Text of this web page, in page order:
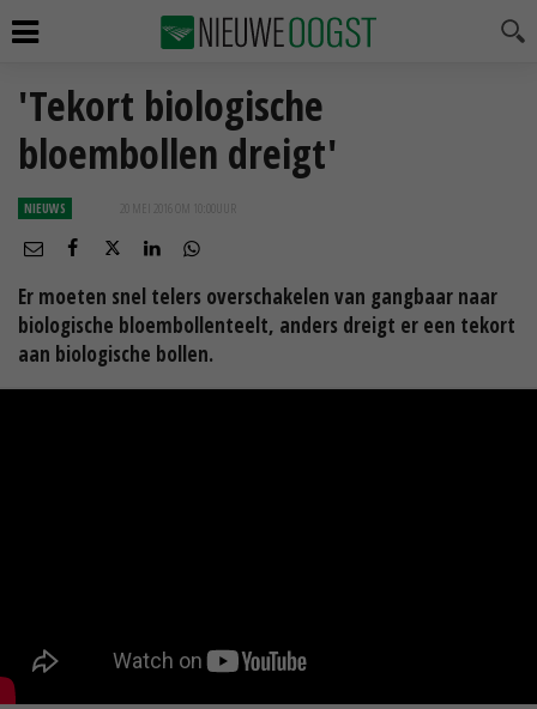
'Tekort biologische
bloembollen dreigt'
NIEUWS 20 MEI 2016 OM 10:00
Er moeten snel telers overschakelen van gangbaar naar
biologische bloembollenteelt, anders dreigt er een tekort
aan biologische bollen.